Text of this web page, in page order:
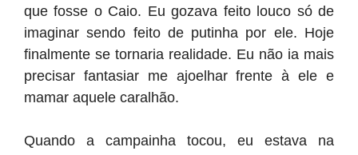
que fosse o Caio. Eu gozava feito louco só de
imaginar sendo feito de putinha por ele. Hoje
finalmente se tornaria realidade. Eu não ia mais
precisar fantasiar me ajoelhar frente à ele e
mamar aquele caralhão.
Quando a campainha tocou, eu estava na